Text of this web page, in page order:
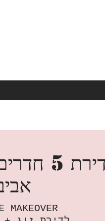
דירת 5
MAKEOVER